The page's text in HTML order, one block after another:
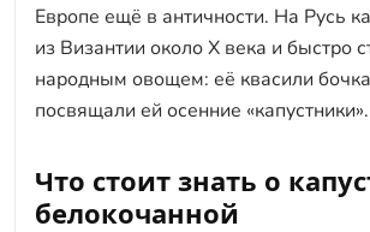
Европе ещё в античности. На Русь
из Византии около X века и быстро
народным овощем: её квасили
посвящали ей осенние «капустники».
Что стоит знать о
белокочанной